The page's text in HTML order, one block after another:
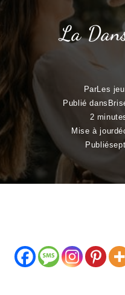
La
ParLes
Publié dans
2
Mise à jour
Publié